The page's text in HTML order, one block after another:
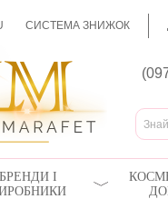
СИСТЕМА ЗНИЖОК
БРЕНДИ І